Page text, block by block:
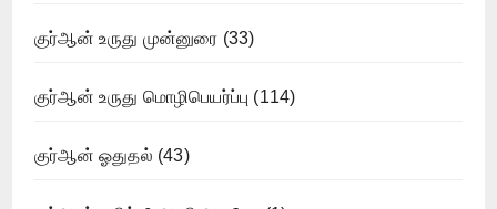
குர்ஆன் உருது முன்னுரை (33)
குர்ஆன் உருது மொழிபெயர்ப்பு (114)
குர்ஆன் ஓதுதல் (43)